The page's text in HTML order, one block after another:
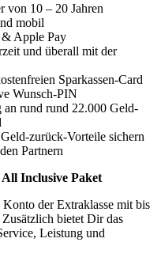
von 10 – 20 Jahren
mobil
Apple Pay
und überall mit der
Sparkassen-Card
Wunsch-PIN
an rund rund 22.000 Geld­
zurück-Vorteile sichern
Partnern
Inclusive Paket
der Extraklasse mit bis
bietet Dir das
Leistung und